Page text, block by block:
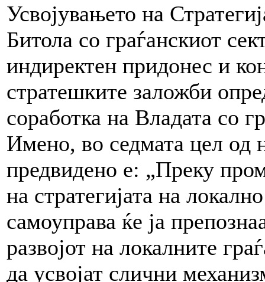
Усвојувањето на
Битола со граѓанскиот
индиректен придонес и
стратешките заложби
соработка на Владата со
Имено, во седмата цел од
предвидено е: „Преку
на стратегијата на
самоуправа ќе ја
развојот на локалните
да усвојат слични